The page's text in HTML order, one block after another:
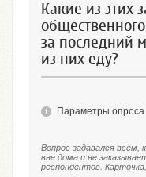
Какие из этих
за последний
из них еду?
Параметры опроса
Вопрос задавался всем,
вне дома и не
респондентов.